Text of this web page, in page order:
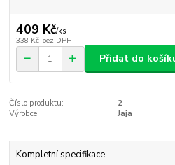
409 Kč/ks
338 Kč bez DPH
Přidat do
Číslo produktu:
2
Výrobce:
Jaja
Kompletní specifikace